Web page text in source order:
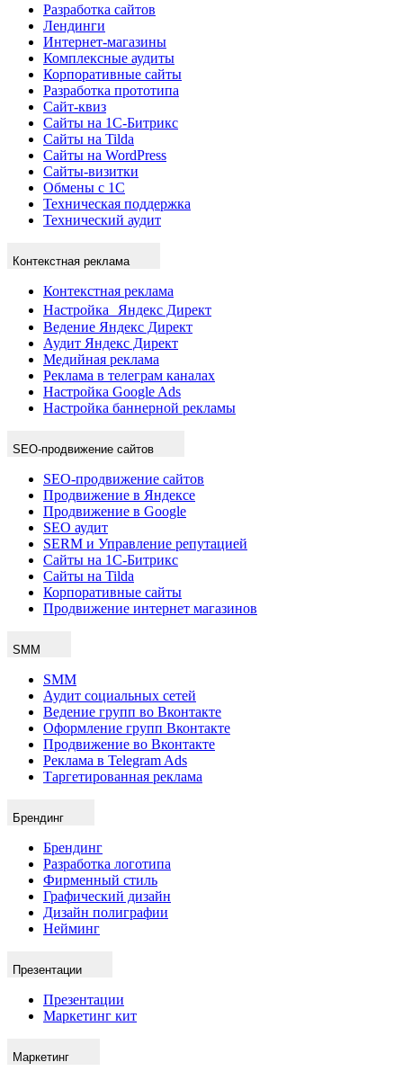
Разработка сайтов
Лендинги
Интернет-магазины
Комплексные аудиты
Корпоративные сайты
Разработка прототипа
Сайт-квиз
Сайты на 1С-Битрикс
Сайты на Tilda
Сайты на WordPress
Сайты-визитки
Обмены с 1С
Техническая поддержка
Технический аудит
Контекстная реклама
Контекстная реклама
Настройка Яндекс Директ
Ведение Яндекс Директ
Аудит Яндекс Директ
Медийная реклама
Реклама в телеграм каналах
Настройка Google Ads
Настройка баннерной рекламы
SEO-продвижение сайтов
SEO-продвижение сайтов
Продвижение в Яндексе
Продвижение в Google
SEO аудит
SERM и Управление репутацией
Сайты на 1С-Битрикс
Сайты на Tilda
Корпоративные сайты
Продвижение интернет магазинов
SMM
SMM
Аудит социальных сетей
Ведение групп во Вконтакте
Оформление групп Вконтакте
Продвижение во Вконтакте
Реклама в Telegram Ads
Таргетированная реклама
Брендинг
Брендинг
Разработка логотипа
Фирменный стиль
Графический дизайн
Дизайн полиграфии
Нейминг
Презентации
Презентации
Маркетинг кит
Маркетинг